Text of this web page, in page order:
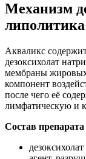
Механизм
Акваликс
дезоксихолат
мембраны
компонент
после чего её
лимфатическую и
Состав